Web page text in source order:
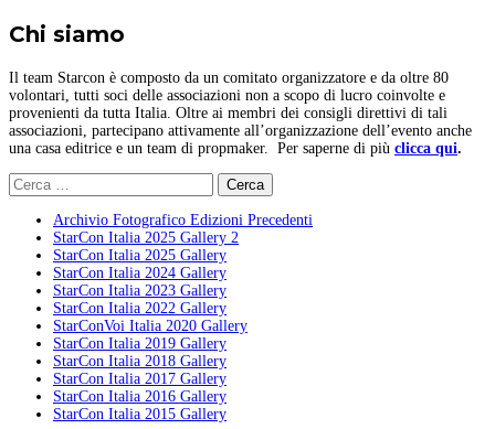
Chi siamo
Il team Starcon è composto da un comitato organizzatore e da oltre 80
volontari, tutti soci delle associazioni non a scopo di lucro coinvolte e
provenienti da tutta Italia. Oltre ai membri dei consigli direttivi di tali
associazioni, partecipano attivamente all’organizzazione dell’evento anche
una casa editrice e un team di propmaker. Per saperne di più clicca qui.
Ricerca
per:
Archivio Fotografico Edizioni Precedenti
StarCon Italia 2025 Gallery 2
StarCon Italia 2025 Gallery
StarCon Italia 2024 Gallery
StarCon Italia 2023 Gallery
StarCon Italia 2022 Gallery
StarConVoi Italia 2020 Gallery
StarCon Italia 2019 Gallery
StarCon Italia 2018 Gallery
StarCon Italia 2017 Gallery
StarCon Italia 2016 Gallery
StarCon Italia 2015 Gallery